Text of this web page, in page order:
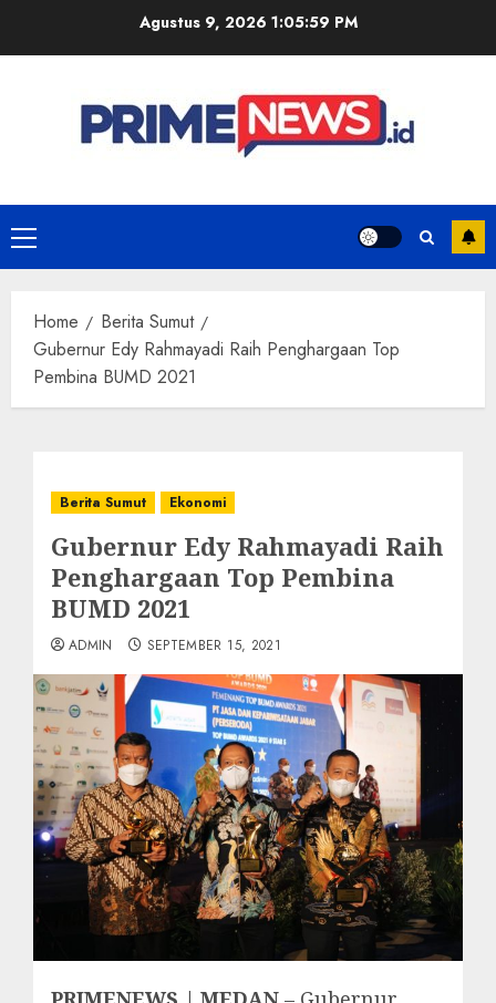
Agustus 9, 2026 1:05:59 PM
Primary
Menu
Home
Berita Sumut
Gubernur Edy Rahmayadi Raih Penghargaan Top
Pembina BUMD 2021
Berita Sumut Ekonomi
Gubernur Edy Rahmayadi Raih
Penghargaan Top Pembina
BUMD 2021
ADMIN SEPTEMBER 15, 2021